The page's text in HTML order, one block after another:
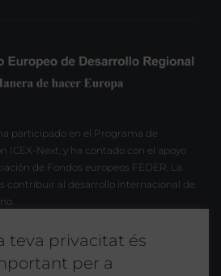
ha participado en el Programa de
ICEX-Next, y ha contado con el apoyo
de Fondos europeos FEDER. La
contribuir al desarrollo internacional de
teva privacitat és
per a